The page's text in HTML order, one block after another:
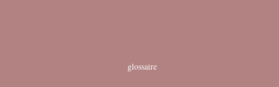
glossaire